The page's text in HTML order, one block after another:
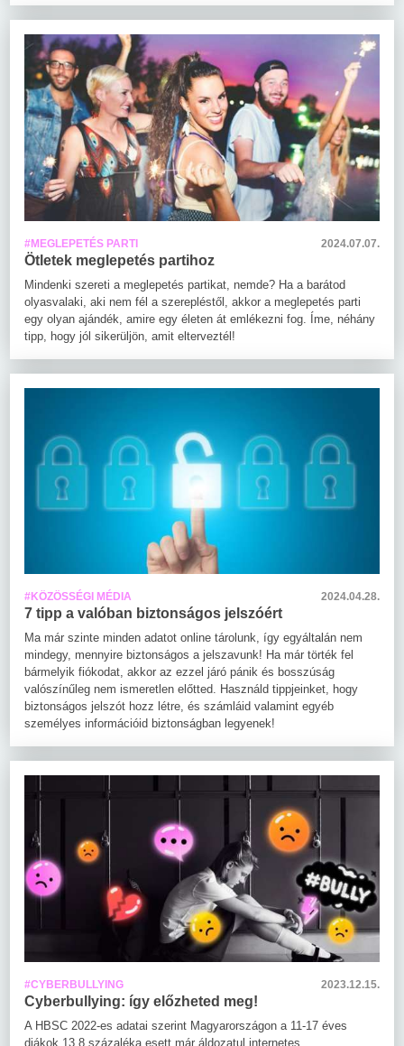
#MEGLEPETÉS PARTI 2024.07.07.
Ötletek meglepetés partihoz
Mindenki szereti a meglepetés partikat, nemde? Ha a barátod
olyasvalaki, aki nem fél a szerepléstől, akkor a meglepetés parti
egy olyan ajándék, amire egy életen át emlékezni fog. Íme, néhány
tipp, hogy jól sikerüljön, amit elterveztél!
#KÖZÖSSÉGI MÉDIA 2024.04.28.
7 tipp a valóban biztonságos jelszóért
Ma már szinte minden adatot online tárolunk, így egyáltalán nem
mindegy, mennyire biztonságos a jelszavunk! Ha már törték fel
bármelyik fiókodat, akkor az ezzel járó pánik és bosszúság
valószínűleg nem ismeretlen előtted. Használd tippjeinket, hogy
biztonságos jelszót hozz létre, és számláid valamint egyéb
személyes információid biztonságban legyenek!
#CYBERBULLYING 2023.12.15.
Cyberbullying: így előzheted meg!
A HBSC 2022-es adatai szerint Magyarországon a 11-17 éves
diákok 13,8 százaléka esett már áldozatul internetes